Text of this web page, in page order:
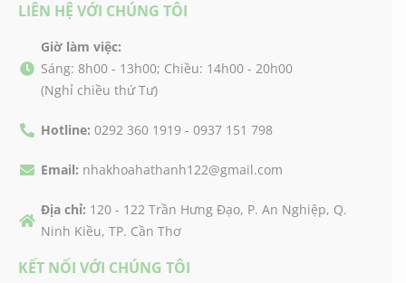
LIÊN HỆ VỚI CHÚNG TÔI
Giờ làm việc:
Sáng: 8h00 - 13h00; Chiều: 14h00 - 20h00
(Nghỉ chiều thứ Tư)
Hotline: 0292 360 1919 - 0937 151 798
Email: nhakhoahathanh122@gmail.com
Địa chỉ: 120 - 122 Trần Hưng Đạo, P. An Nghiệp, Q.
Ninh Kiều, TP. Cần Thơ
KẾT NỐI VỚI CHÚNG TÔI